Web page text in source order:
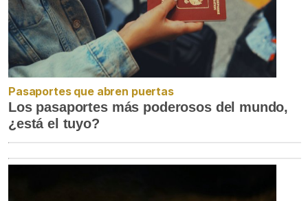
Pasaportes que abren puertas
Los pasaportes más poderosos del mundo,
¿está el tuyo?